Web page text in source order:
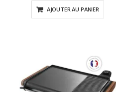
AJOUTER AU PANIER